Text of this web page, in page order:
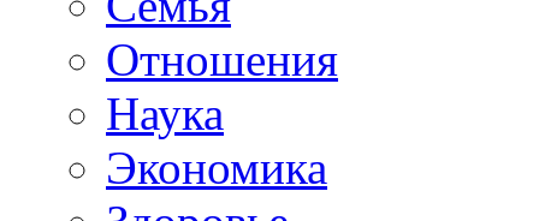
Отношения
Наука
Экономика